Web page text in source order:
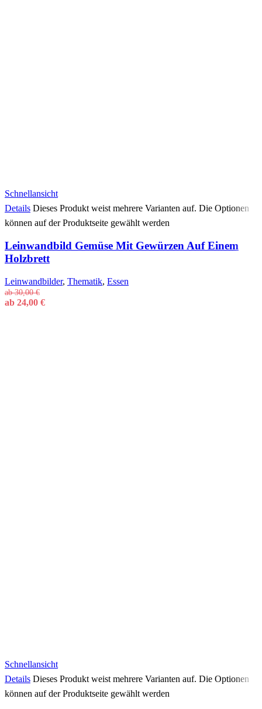
Schnellansicht
Details Dieses Produkt weist mehrere Varianten auf. Die Optionen
können auf der Produktseite gewählt werden
Leinwandbild Gemüse Mit Gewürzen Auf Einem
Holzbrett
Leinwandbilder, Thematik, Essen
ab30,00€
ab 24,00 €
Schnellansicht
Details Dieses Produkt weist mehrere Varianten auf. Die Optionen
können auf der Produktseite gewählt werden